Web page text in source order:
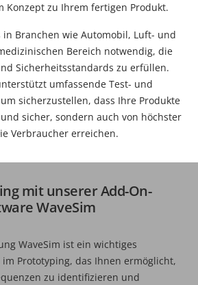
Konzept zu Ihrem fertigen Produkt.
Branchen wie Automobil, Luft- und
Bereich notwendig, die
Sicherheitsstandards zu erfüllen.
umfassende Test- und
sicherzustellen, dass Ihre Produkte
sicher, sondern auch von höchster
Verbraucher erreichen.
mit unserer Add-On-
WaveSim
WaveSim ist ein wichtiges
Prototyping, das Ihnen ermöglicht,
zu identifizieren und